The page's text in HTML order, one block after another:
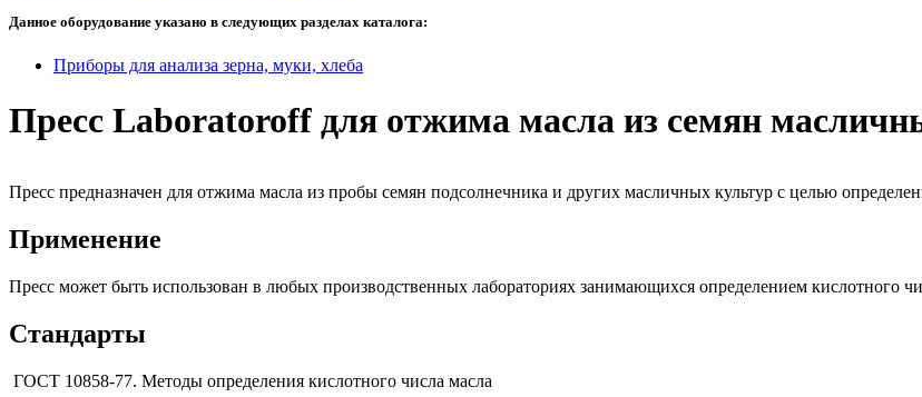
Данное оборудование указано в следующих разделах каталога:
Приборы для анализа зерна, муки, хлеба
Пресс Laboratoroff для отжима масла из семян
Пресс предназначен для отжима масла из пробы семян подсолнечника и других масличных культур с целью
Применение
Пресс может быть использован в любых производственных лабораториях занимающихся определением кислотного
Стандарты
ГОСТ 10858-77. Методы определения кислотного числа масла